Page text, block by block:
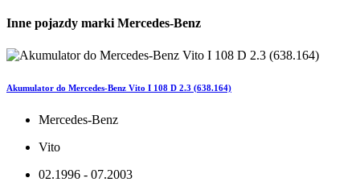
Inne pojazdy marki Mercedes-Benz
Akumulator do Mercedes-Benz Vito I 108 D 2.3 (638.164)
Mercedes-Benz
Vito
02.1996 - 07.2003